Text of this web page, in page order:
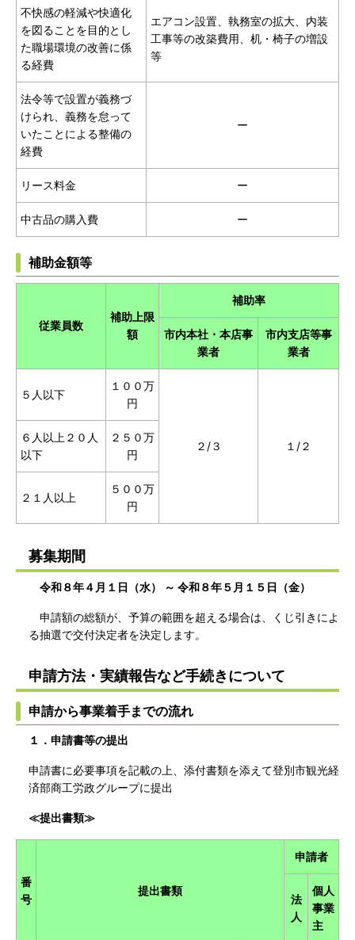
不快感の軽減や快適化
を図ることを目的とし
た職場環境の改善に係
る経費
エアコン設置、執務室の拡大、内装
工事等の改築費用、机・椅子の増設
等
法令等で設置が義務づ
けられ、義務を怠って
いたことによる整備の
経費
ー
リース料金 ー
中古品の購入費 ー
補助金額等
従業員数
補助上限
額
補助率
市内本社・本店事
業者
市内支店等事
業者
５人以下
１００万
円
２/３ １/２
６人以上２０人
以下
２５０万
円
２１人以上
５００万
円
募集期間
令和８年４月１日（水） ～ 令和８年５月１５日（金）
申請額の総額が、予算の範囲を超える場合は、くじ引きによ
る抽選で交付決定者を決定します。
申請方法・実績報告など手続きについて
申請から事業着手までの流れ
１．申請書等の提出
申請書に必要事項を記載の上、添付書類を添えて登別市観光経
済部商工労政グループに提出
≪提出書類≫
番
号
提出書類
申請者
法
人
個人
事業
主